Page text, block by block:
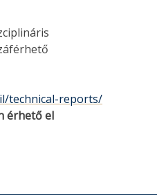
technical-reports/
érhető el